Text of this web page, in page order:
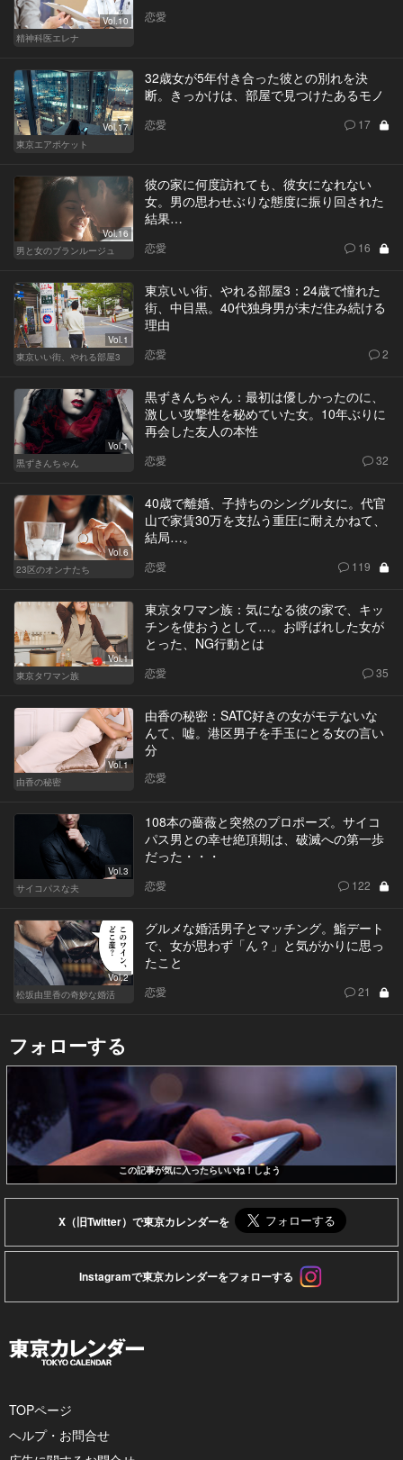
Vol.10
精神科医エレナ
恋愛
Vol.17
東京エアポケット
32歳女が5年付き合った彼との別れを決
断。きっかけは、部屋で見つけたあるモノ
恋愛 17
Vol.16
男と女のブランルージュ
彼の家に何度訪れても、彼女になれない
女。男の思わせぶりな態度に振り回された
結果…
恋愛 16
Vol.1
東京いい街、やれる部屋3
東京いい街、やれる部屋3：24歳で憧れた
街、中目黒。40代独身男が未だ住み続ける
理由
恋愛 2
Vol.1
黒ずきんちゃん
黒ずきんちゃん：最初は優しかったのに、
激しい攻撃性を秘めていた女。10年ぶりに
再会した友人の本性
恋愛 32
Vol.6
23区のオンナたち
40歳で離婚、子持ちのシングル女に。代官
山で家賃30万を支払う重圧に耐えかねて、
結局…。
恋愛 119
Vol.1
東京タワマン族
東京タワマン族：気になる彼の家で、キッ
チンを使おうとして…。お呼ばれした女が
とった、NG行動とは
恋愛 35
Vol.1
由香の秘密
由香の秘密：SATC好きの女がモテないな
んて、嘘。港区男子を手玉にとる女の言い
分
恋愛
Vol.3
サイコパスな夫
108本の薔薇と突然のプロポーズ。サイコ
パス男との幸せ絶頂期は、破滅への第一歩
だった・・・
恋愛 122
Vol.2
松坂由里香の奇妙な婚活
グルメな婚活男子とマッチング。鮨デート
で、女が思わず「ん？」と気がかりに思っ
たこと
恋愛 21
フォローする
この記事が気に入ったらいいね！しよう
X（旧Twitter）で東京カレンダーを
Instagramで東京カレンダーをフォローする
TOPページ
ヘルプ・お問合せ